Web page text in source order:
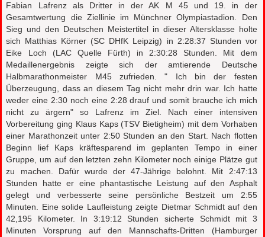
Fabian Lafrenz als Dritter in der AK M 45 und 19. in der
Gesamtwertung die Ziellinie im Münchner Olympiastadion. Den
Sieg und den Deutschen Meistertitel in dieser Altersklasse holte
sich Matthias Körner (SC DHfK Leipzig) in 2:28:37 Stunden vor
Eike Loch (LAC Quelle Fürth) in 2:30:28 Stunden. Mit dem
Medaillenergebnis zeigte sich der amtierende Deutsche
Halbmarathonmeister M45 zufrieden. " Ich bin der festen
Überzeugung, dass an diesem Tag nicht mehr drin war. Ich hatte
weder eine 2:30 noch eine 2:28 drauf und somit brauche ich mich
nicht zu ärgern" so Lafrenz im Ziel. Nach einer intensiven
Vorbereitung ging Klaus Kaps (TSV Bietigheim) mit dem Vorhaben
einer Marathonzeit unter 2:50 Stunden an den Start. Nach flotten
Beginn lief Kaps kräftesparend im geplanten Tempo in einer
Gruppe, um auf den letzten zehn Kilometer noch einige Plätze gut
zu machen. Dafür wurde der 47-Jährige belohnt. Mit 2:47:13
Stunden hatte er eine phantastische Leistung auf den Asphalt
gelegt und verbesserte seine persönliche Bestzeit um 2:55
Minuten. Eine solide Laufleistung zeigte Dietmar Schmidt auf den
42,195 Kilometer. In 3:19:12 Stunden sicherte Schmidt mit 3
Minuten Vorsprung auf den Mannschafts-Dritten (Hamburger